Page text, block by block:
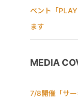
ベント「
ます
MEDIA
7/8開催「サ